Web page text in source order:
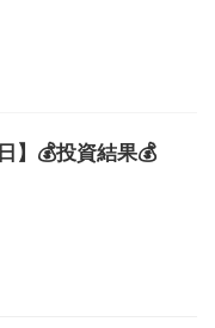
】💰投資結果💰